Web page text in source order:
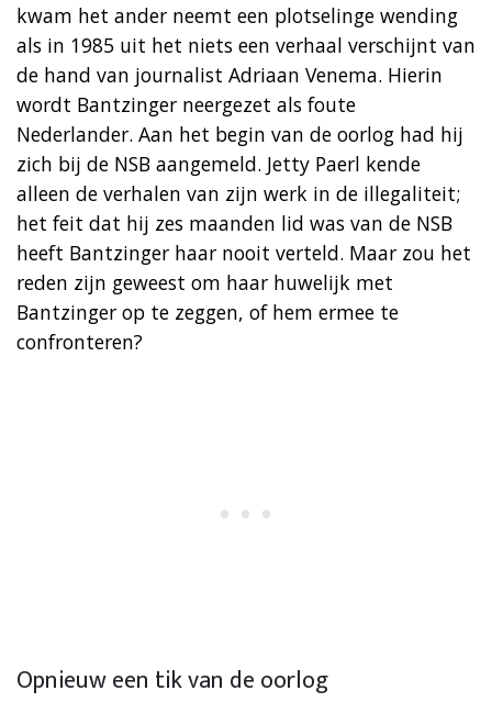
kwam het ander neemt een plotselinge wending
als in 1985 uit het niets een verhaal verschijnt van
de hand van journalist Adriaan Venema. Hierin
wordt Bantzinger neergezet als foute
Nederlander. Aan het begin van de oorlog had hij
zich bij de NSB aangemeld. Jetty Paerl kende
alleen de verhalen van zijn werk in de illegaliteit;
het feit dat hij zes maanden lid was van de NSB
heeft Bantzinger haar nooit verteld. Maar zou het
reden zijn geweest om haar huwelijk met
Bantzinger op te zeggen, of hem ermee te
confronteren?
Opnieuw een tik van de oorlog